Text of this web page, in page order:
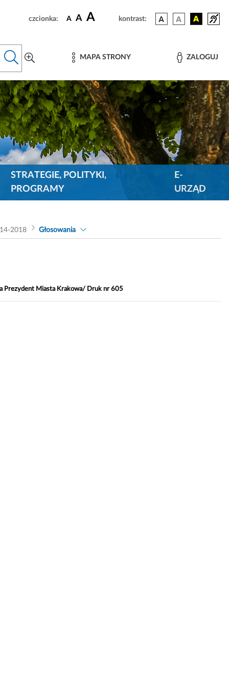
czcionka: A A A kontrast:
MAPA STRONY ZALOGUJ
STRATEGIE, POLITYKI,
PROGRAMY
E-
URZĄD
2018 Głosowania
Prezydent Miasta Krakowa/ Druk nr 605